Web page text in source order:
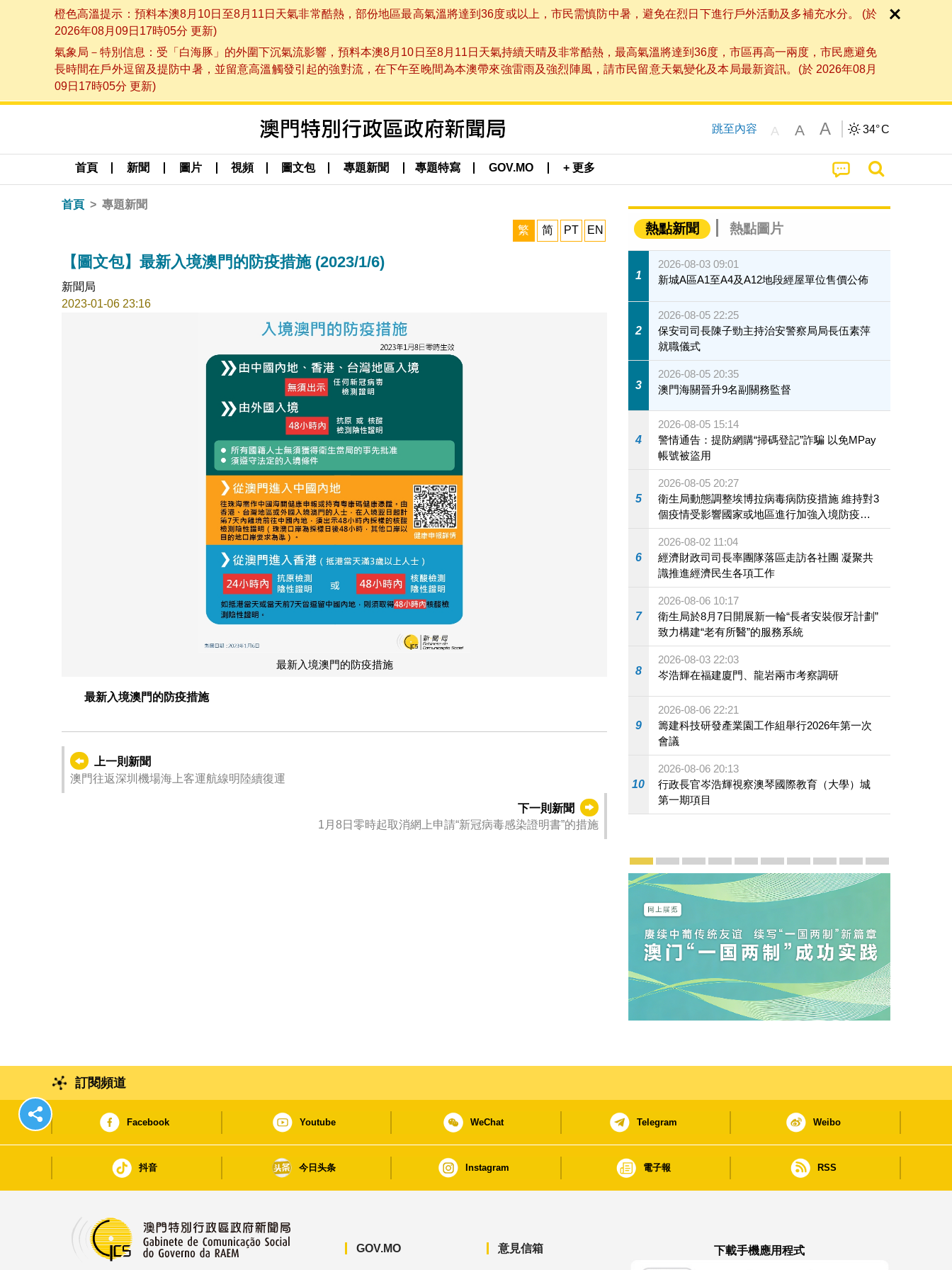
橙色高溫提示：預料本澳8月10日至8月11日天氣非常酷熱，部份地區最高氣溫將達到36度或以上，市民需慎防中暑，避免在烈日下進行戶外活動及多補充水分。 (於
2026年08月09日17時05分 更新)
氣象局－特別信息：受「白海豚」的外圍下沉氣流影響，預料本澳8月10日至8月11日天氣持續天晴及非常酷熱，最高氣溫將達到36度，市區再高一兩度，市民應避免
長時間在戶外逗留及提防中暑，並留意高溫觸發引起的強對流，在下午至晚間為本澳帶來強雷雨及強烈陣風，請市民留意天氣變化及本局最新資訊。(於 2026年08月
09日17時05分 更新)
跳至內容 A A A 34°C
首頁 新聞 圖片 視頻 圖文包 專題新聞 專題特寫 GOV.MO + 更多
首頁 專題新聞
繁 简 PT EN
【圖文包】最新入境澳門的防疫措施 (2023/1/6)
新聞局
2023-01-06 23:16
最新入境澳門的防疫措施
最新入境澳門的防疫措施
上一則新聞
澳門往返深圳機場海上客運航線明陸續復運
下一則新聞
1月8日零時起取消網上申請“新冠病毒感染證明書”的措施
熱點新聞 熱點圖片
1
2026-08-03 09:01
新城A區A1至A4及A12地段經屋單位售價公佈
2
2026-08-05 22:25
保安司司長陳子勁主持治安警察局局長伍素萍
就職儀式
3
2026-08-05 20:35
澳門海關晉升9名副關務監督
4
2026-08-05 15:14
警情通告：提防網購“掃碼登記”詐騙 以免MPay
帳號被盜用
5
2026-08-05 20:27
衛生局動態調整埃博拉病毒病防疫措施 維持對3
個疫情受影響國家或地區進行加強入境防疫措
施
6
2026-08-02 11:04
經濟財政司司長率團隊落區走訪各社團 凝聚共
識推進經濟民生各項工作
7
2026-08-06 10:17
衛生局於8月7日開展新一輪“長者安裝假牙計劃”
致力構建“老有所醫”的服務系統
8
2026-08-03 22:03
岑浩輝在福建廈門、龍岩兩市考察調研
9
2026-08-06 22:21
籌建科技研發產業園工作組舉行2026年第一次
會議
10
2026-08-06 20:13
行政長官岑浩輝視察澳琴國際教育（大學）城
第一期項目
宣傳及推廣
賡續中葡傳統友誼 續寫“一國兩制”新篇章 — 澳門“一國
澳門名片集
行政長官岑浩輝11月18日發表2026年施政報
施政特寫澳門特別行政區經濟和社會發展第
橫琴粵澳深度合作區專題網站
施政小講堂
走進澳門澳門相簿2020
《澳门微视
訂閱頻道
Facebook Youtube WeChat Telegram Weibo
抖音 今日头条 Instagram 電子報 RSS
GOV.MO 意見信箱
下載手機應用程式